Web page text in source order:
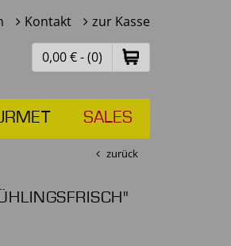
Kontakt zur Kasse
0,00 € - (0)
SALES
zurück